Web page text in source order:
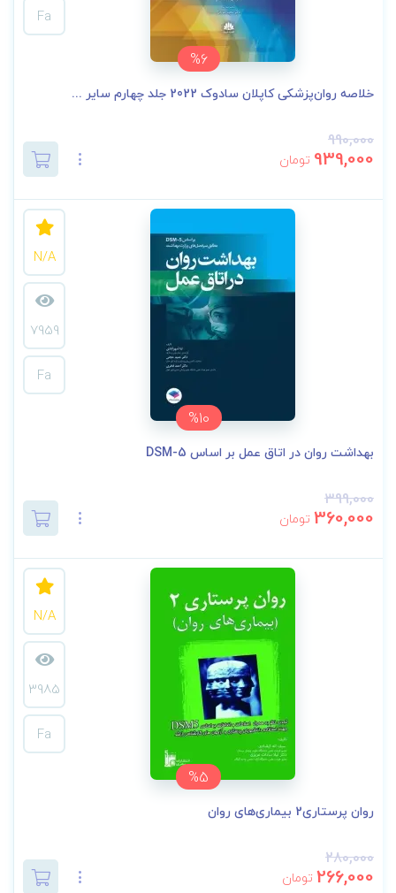
%6
Fa
خلاصه روان‌پزشکی کاپلان سادوک 2022 جلد چهارم سایر ...
990,000
939,000 تومان
%10
N/A
7959
Fa
بهداشت روان در اتاق عمل بر اساس DSM-5
399,000
360,000 تومان
%5
N/A
3985
Fa
روان پرستاری2 بیماری‌های روان
280,000
266,000 تومان